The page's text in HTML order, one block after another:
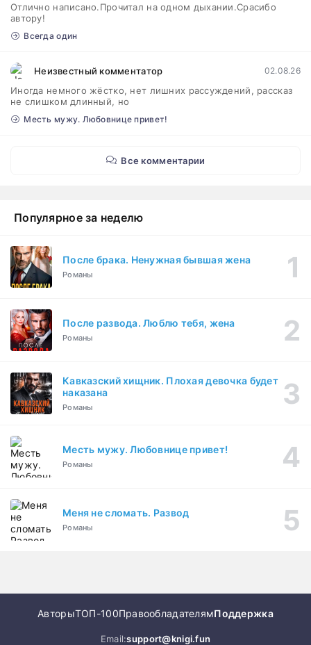
Отлично написано.Прочитал на одном дыхании.Срасибо
автору!
Всегда один
Неизвестный комментатор 02.08.26
Иногда немного жёстко, нет лишних рассуждений, рассказ
не слишком длинный, но
Месть мужу. Любовнице привет!
Все комментарии
Популярное за неделю
После брака. Ненужная бывшая жена
Романы
После развода. Люблю тебя, жена
Романы
Кавказский хищник. Плохая девочка будет
наказана
Романы
Месть мужу. Любовнице привет!
Романы
Меня не сломать. Развод
Романы
АвторыТОП-100ПравообладателямПоддержка
Email:support@knigi.fun